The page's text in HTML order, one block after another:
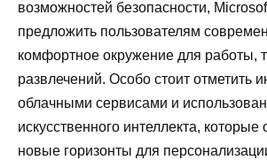
возможностей безопасности,
предложить пользователям
комфортное окружение для работы,
развлечений. Особо стоит отметить
облачными сервисами и
искусственного интеллекта, которые
новые горизонты для